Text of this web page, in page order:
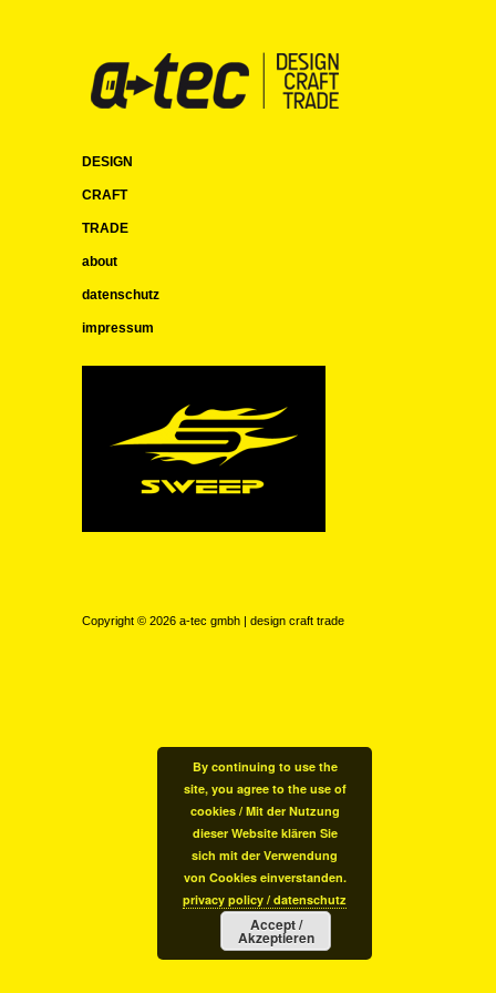
DESIGN
CRAFT
TRADE
about
datenschutz
impressum
Copyright © 2026 a-tec gmbh | design craft trade
By continuing to use the
site, you agree to the use of
cookies / Mit der Nutzung
dieser Website klären Sie
sich mit der Verwendung
von Cookies einverstanden.
privacy policy / datenschutz
Accept /
Akzeptieren